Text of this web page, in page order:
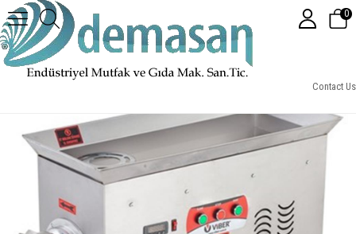
Contact Us
0
42 NO PRO KOMPLE PASLANMAZ SOĞUTMALI ET KIYMA MAKİNESİ